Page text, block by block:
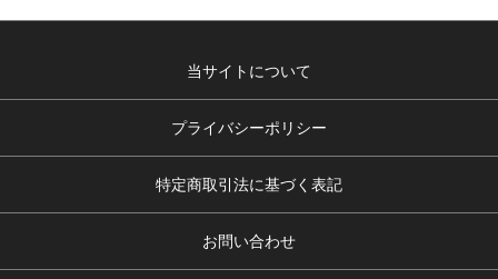
当サイトについて
プライバシーポリシー
特定商取引法に基づく表記
お問い合わせ